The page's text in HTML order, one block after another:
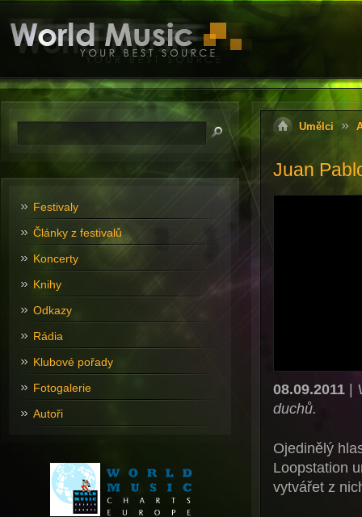
Umělci
Juan
08.09.2011|
duchů.
Ojedinělý
Loopstation
vytvářet z
Festivaly
Články z festivalů
Koncerty
Knihy
Odkazy
Rádia
Klubové pořady
Fotogalerie
Autoři